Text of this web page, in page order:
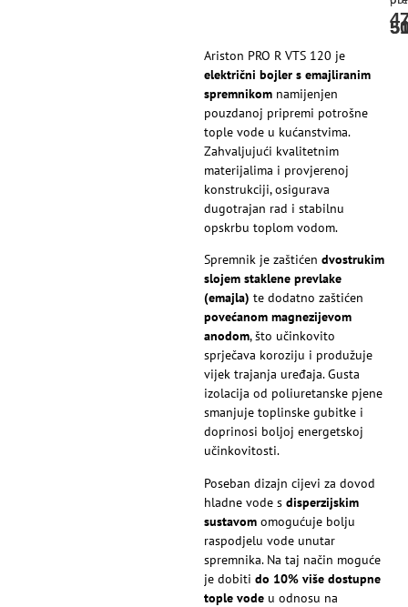
Ariston PRO R VTS 120 je
električni bojler s emajliranim
spremnikom namijenjen
pouzdanoj pripremi potrošne
tople vode u kućanstvima.
Zahvaljujući kvalitetnim
materijalima i provjerenoj
konstrukciji, osigurava
dugotrajan rad i stabilnu
opskrbu toplom vodom.
Spremnik je zaštićen dvostrukim
slojem staklene prevlake
(emajla) te dodatno zaštićen
povećanom magnezijevom
anodom, što učinkovito
sprječava koroziju i produžuje
vijek trajanja uređaja. Gusta
izolacija od poliuretanske pjene
smanjuje toplinske gubitke i
doprinosi boljoj energetskoj
učinkovitosti.
Poseban dizajn cijevi za dovod
hladne vode s disperzijskim
sustavom omogućuje bolju
raspodjelu vode unutar
spremnika. Na taj način moguće
je dobiti do 10% više dostupne
tople vode u odnosu na